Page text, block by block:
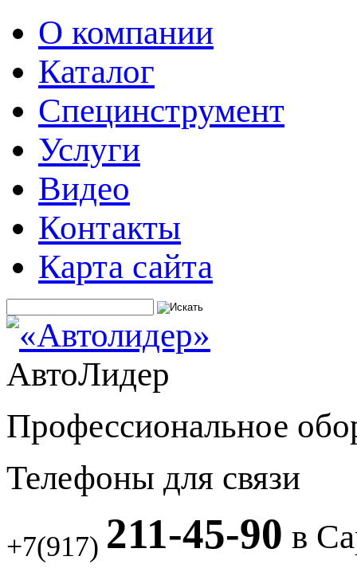
О компании
Каталог
Специнструмент
Услуги
Видео
Контакты
Карта сайта
АвтоЛидер
Профессиональное
Телефоны для связи
+7(917) 211-45-90 в